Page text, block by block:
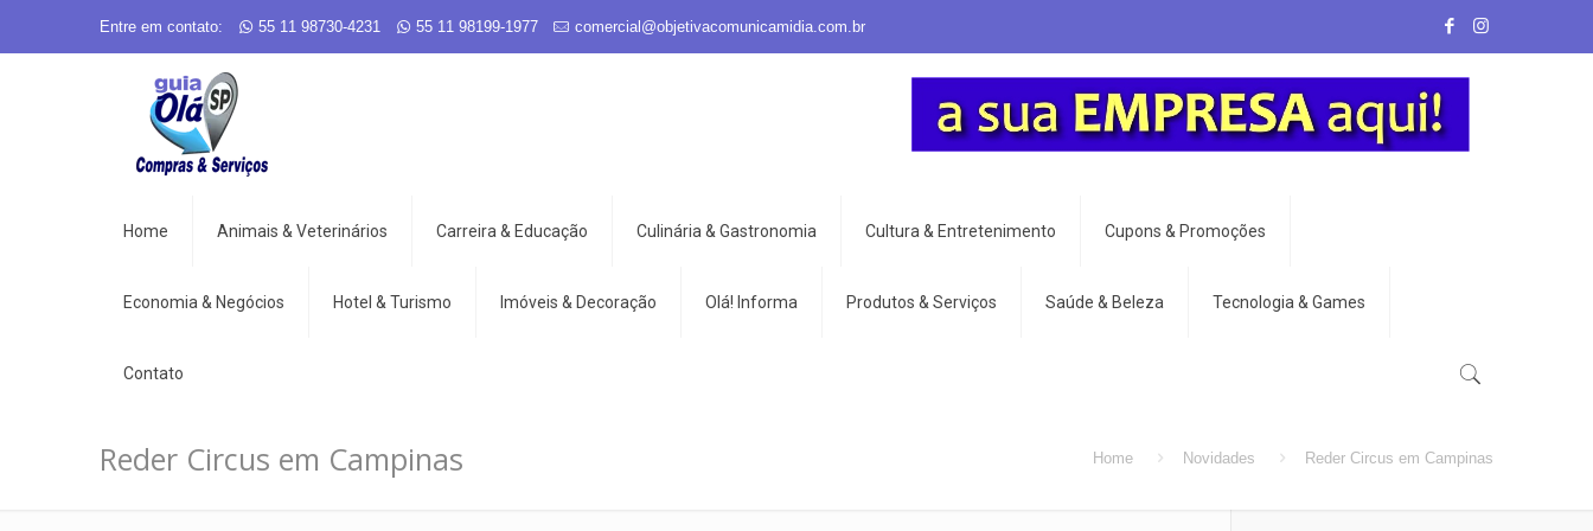
Entre em contato: 55 11 98730-4231 55 11 98199-1977 comercial@objetivacomunicamidia.com.br
Home Animais & Veterinários Carreira & Educação Culinária & Gastronomia Cultura & Entretenimento Cupons & Promoções
Economia & Negócios Hotel & Turismo Imóveis & Decoração Olá! Informa Produtos & Serviços Saúde & Beleza Tecnologia & Games
Contato
Reder Circus em Campinas Home Novidades Reder Circus em Campinas